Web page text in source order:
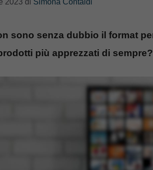
sono senza dubbio il format
più apprezzati di